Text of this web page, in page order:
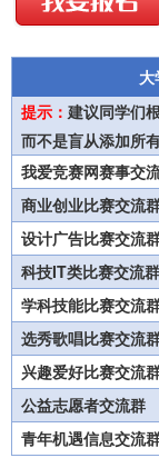
提示： 建议同学们
而不是盲从添加所
我爱竞赛网赛事交
商业创业比赛交流
设计广告比赛交流
科技IT类比赛交流群
学科技能比赛交流
选秀歌唱比赛交流
兴趣爱好比赛交流
公益志愿者交流群
青年机遇信息交流